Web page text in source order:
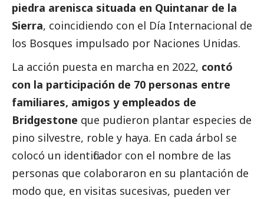
piedra arenisca situada en Quintanar de la
Sierra, coincidiendo con el Día Internacional de
los Bosques impulsado por Naciones Unidas.
La acción puesta en marcha en 2022, contó
con la participación de 70 personas entre
familiares, amigos y empleados de
Bridgestone que pudieron plantar especies de
pino silvestre, roble y haya. En cada árbol se
colocó un identificador con el nombre de las
personas que colaboraron en su plantación de
modo que, en visitas sucesivas, pueden ver